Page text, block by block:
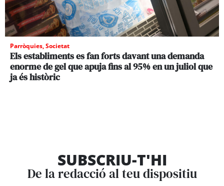
Parròquies,Societat
Els establiments es fan forts davant una demanda
enorme de gel que apuja fins al 95% en un juliol que
ja és històric
SUBSCRIU-T'HI
De la redacció al teu dispositiu